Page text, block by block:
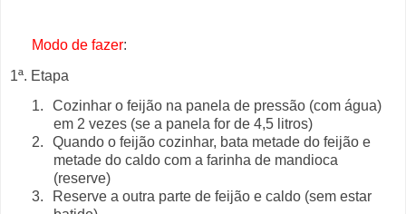
Modo de fazer:
1ª. Etapa
1.
Cozinhar o feijão na panela de pressão (com água)
em 2 vezes (se a panela for de 4,5 litros)
2.
Quando o feijão cozinhar, bata metade do feijão e
metade do caldo com a farinha de mandioca
(reserve)
3.
Reserve a outra parte de feijão e caldo (sem estar